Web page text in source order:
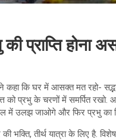
प्राप्ति होना
ने कहा कि घर में आसक्त मत रहो-
प्रभु के चरणों में समर्पित रखो.
में उलझ जाओगे और फिर प्रभु का
की भक्ति, तीर्थ यात्रा के लिए है.